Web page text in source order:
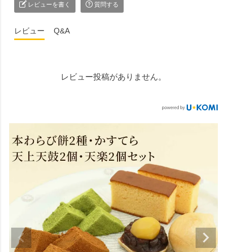
レビューを書く 質問する
レビュー Q&A
レビュー投稿がありません。